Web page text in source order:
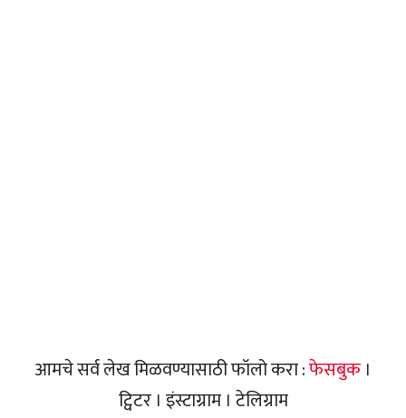
आमचे सर्व लेख मिळवण्यासाठी फॉलो करा :फेसबुक ।
ट्विटर । इंस्टाग्राम । टेलिग्राम